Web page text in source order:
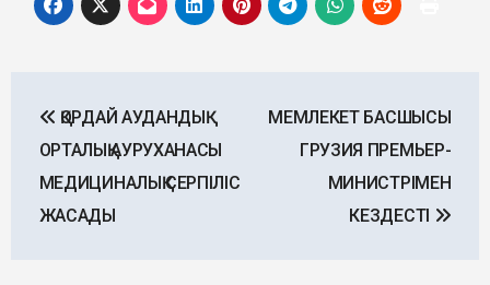
navigation
ҚОРДАЙ АУДАНДЫҚ
ОРТАЛЫҚ АУРУХАНАСЫ
МЕДИЦИНАЛЫҚ СЕРПІЛІС
ЖАСАДЫ
МЕМЛЕКЕТ БАСШЫСЫ
ГРУЗИЯ ПРЕМЬЕР-
МИНИСТРІМЕН
КЕЗДЕСТІ